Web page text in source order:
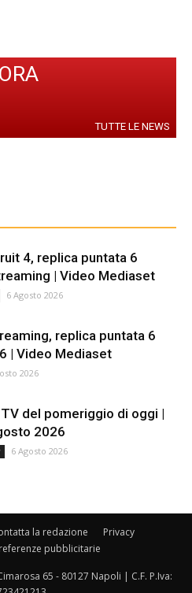
TUTTE LE NEWS
4, replica puntata 6
| Video Mediaset
6 Agosto 2026
replica puntata 6
| Video Mediaset
2026
del pomeriggio di oggi |
2026
6 Agosto 2026
la redazione
Privacy
pubblicitarie
65 - 80127 Napoli | C.F. P.Iva: